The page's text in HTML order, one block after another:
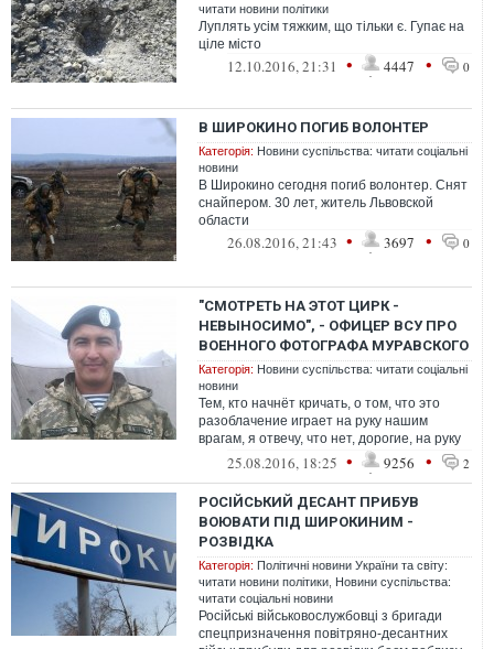
читати новини політики
Луплять усім тяжким, що тільки є. Гупає на
ціле місто
12.10.2016, 21:31 • 4447 • 0
В ШИРОКИНО ПОГИБ ВОЛОНТЕР
Категорія: Новини суспільства: читати соціальні
новини
В Широкино сегодня погиб волонтер. Снят
снайпером. 30 лет, житель Львовской
области
26.08.2016, 21:43 • 3697 • 0
"СМОТРЕТЬ НА ЭТОТ ЦИРК -
НЕВЫНОСИМО", - ОФИЦЕР ВСУ ПРО
ВОЕННОГО ФОТОГРАФА МУРАВСКОГО
Категорія: Новини суспільства: читати соціальні
новини
Тем, кто начнёт кричать, о том, что это
разоблачение играет на руку нашим
врагам, я отвечу, что нет, дорогие, на руку
врагам сыграла ваша ложь, и то, ...
25.08.2016, 18:25 • 9256 • 2
РОСІЙСЬКИЙ ДЕСАНТ ПРИБУВ
ВОЮВАТИ ПІД ШИРОКИНИМ -
РОЗВІДКА
Категорія: Політичні новини України та світу:
читати новини політики Новини суспільства:
читати соціальні новини
Російські військовослужбовці з бригади
спецпризначення повітряно-десантних